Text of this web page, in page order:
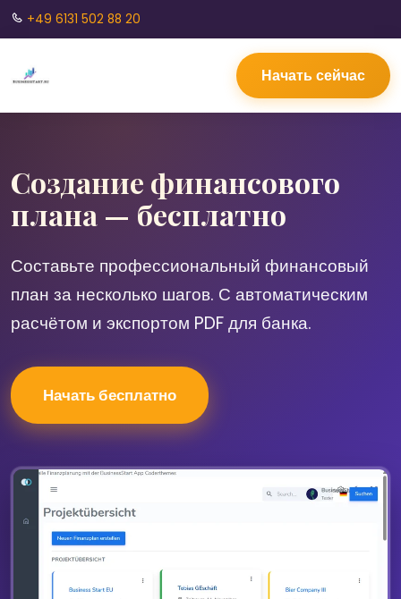
+49 6131 502 88 20
Начать сейчас
Создание финансового
плана — бесплатно
Составьте профессиональный финансовый
план за несколько шагов. С автоматическим
расчётом и экспортом PDF для банка.
Начать бесплатно